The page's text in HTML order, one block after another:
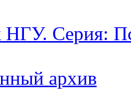
НГУ. Серия:
архив